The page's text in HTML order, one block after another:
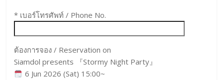
* เบอร์โทรศัพท์ / Phone No.
ต้องการจอง / Reservation on
Siamdol presents 『Stormy Night Party』
6 Jun 2026 (Sat) 15:00~